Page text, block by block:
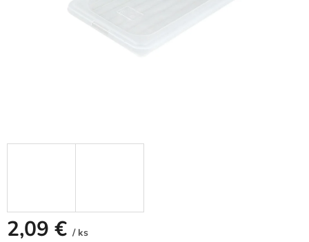
2,09 € / ks